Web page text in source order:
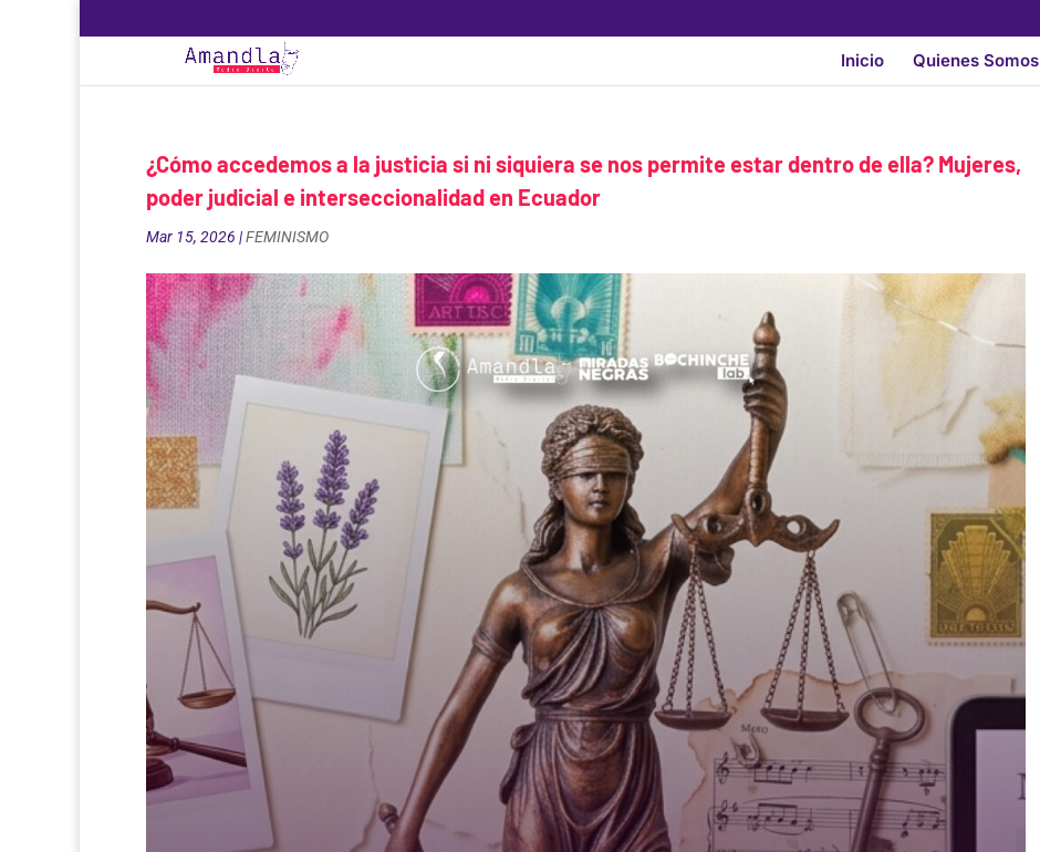
Inicio Quienes Somos
¿Cómo accedemos a la justicia si ni siquiera se nos permite estar dentro de ella? Mujeres,
poder judicial e interseccionalidad en Ecuador
Mar 15, 2026 |FEMINISMO